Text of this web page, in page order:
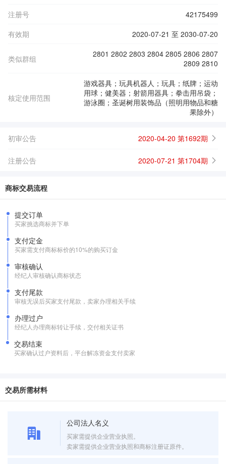
注册号
42175499
有效期
2020-07-21 至 2030-07-20
类似群组
2801 2802 2803 2804 2805 2806 2807
2809 2810
核定使用范围
游戏器具；玩具机器人；玩具；纸牌；运动
用球；健美器；射箭用器具；拳击用吊袋；
游泳圈；圣诞树用装饰品（照明用物品和糖
果除外）
初审公告 2020-04-20 第1692期
注册公告 2020-07-21 第1704期
商标交易流程
提交订单
买家挑选商标并下单
支付定金
买家需支付商标标价的10%的购买订金
审核确认
经纪人审核确认商标状态
支付尾款
审核无误后买家支付尾款，卖家办理相关手续
办理过户
经纪人办理商标转让手续，交付相关证书
交易结束
买家确认过户资料后，平台解冻资金支付卖家
交易所需材料
公司法人名义
买家需提供企业营业执照。
卖家需提供企业营业执照和商标注册证原件。